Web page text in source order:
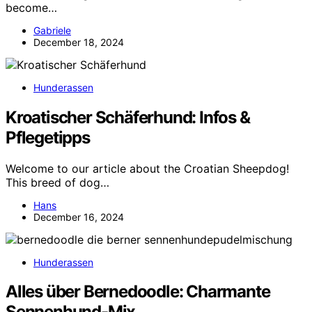
become…
Gabriele
December 18, 2024
Hunderassen
Kroatischer Schäferhund: Infos &
Pflegetipps
Welcome to our article about the Croatian Sheepdog!
This breed of dog…
Hans
December 16, 2024
Hunderassen
Alles über Bernedoodle: Charmante